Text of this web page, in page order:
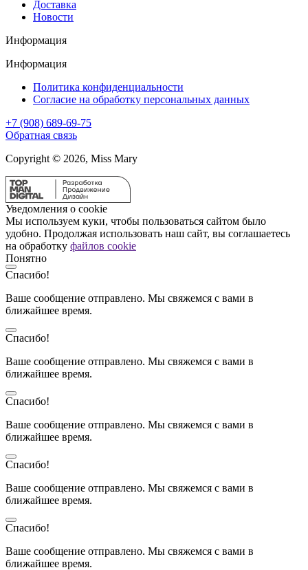
Доставка
Новости
Информация
Информация
Политика конфиденциальности
Согласие на обработку персональных данных
+7 (908) 689-69-75
Обратная связь
Copyright © 2026, Miss Mary
Уведомления о cookie
Мы используем куки, чтобы пользоваться сайтом было
удобно. Продолжая использовать наш сайт, вы соглашаетесь
на обработку файлов cookie
Понятно
Спасибо!
Ваше сообщение отправлено. Мы свяжемся с вами в
ближайшее время.
Спасибо!
Ваше сообщение отправлено. Мы свяжемся с вами в
ближайшее время.
Спасибо!
Ваше сообщение отправлено. Мы свяжемся с вами в
ближайшее время.
Спасибо!
Ваше сообщение отправлено. Мы свяжемся с вами в
ближайшее время.
Спасибо!
Ваше сообщение отправлено. Мы свяжемся с вами в
ближайшее время.